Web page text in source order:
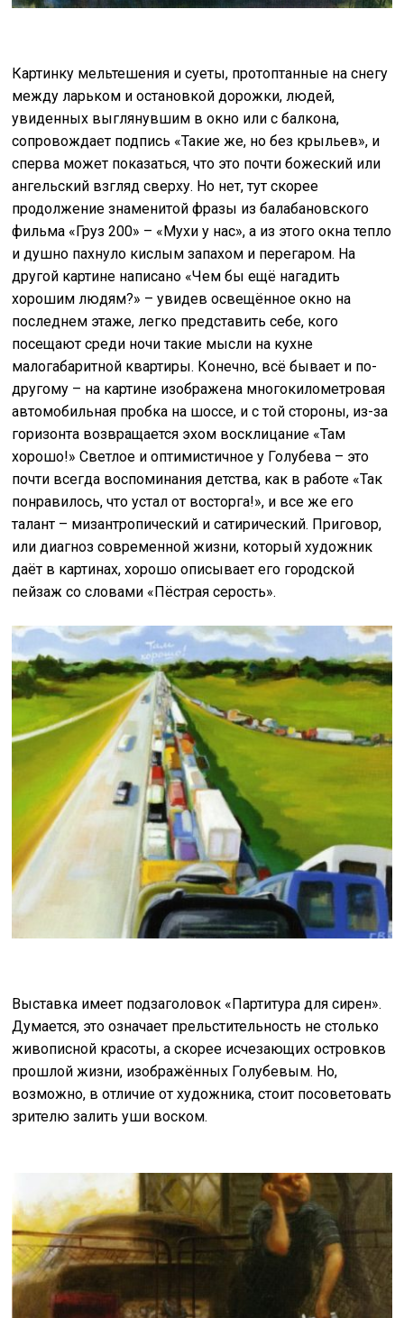
Картинку мельтешения и суеты, протоптанные на снегу
между ларьком и остановкой дорожки, людей,
увиденных выглянувшим в окно или с балкона,
сопровождает подпись «Такие же, но без крыльев», и
сперва может показаться, что это почти божеский или
ангельский взгляд сверху. Но нет, тут скорее
продолжение знаменитой фразы из балабановского
фильма «Груз 200» – «Мухи у нас», а из этого окна тепло
и душно пахнуло кислым запахом и перегаром. На
другой картине написано «Чем бы ещё нагадить
хорошим людям?» – увидев освещённое окно на
последнем этаже, легко представить себе, кого
посещают среди ночи такие мысли на кухне
малогабаритной квартиры. Конечно, всё бывает и по-
другому – на картине изображена многокилометровая
автомобильная пробка на шоссе, и с той стороны, из-за
горизонта возвращается эхом восклицание «Там
хорошо!» Светлое и оптимистичное у Голубева – это
почти всегда воспоминания детства, как в работе «Так
понравилось, что устал от восторга!», и все же его
талант – мизантропический и сатирический. Приговор,
или диагноз современной жизни, который художник
даёт в картинах, хорошо описывает его городской
пейзаж со словами «Пёстрая серость».
Выставка имеет подзаголовок «Партитура для сирен».
Думается, это означает прельстительность не столько
живописной красоты, а скорее исчезающих островков
прошлой жизни, изображённых Голубевым. Но,
возможно, в отличие от художника, стоит посоветовать
зрителю залить уши воском.